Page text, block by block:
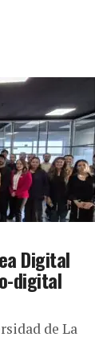
Digital
digital
de La